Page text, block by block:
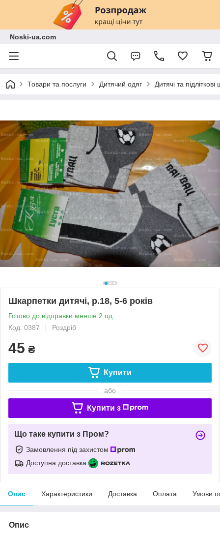
Noski-ua.com
Товари та послуги Дитячий одяг Дитячі та
Шкарпетки дитячі, р.18, 5-6 років
Готово до відправки менше 2 од.
Код: 0387
Роздріб
45 ₴
Купити
або
Купити з
Що таке купити з Пром?
Замовлення під захистом
Доступна доставка
Опис Характеристики Доставка Оплата Умови
Опис